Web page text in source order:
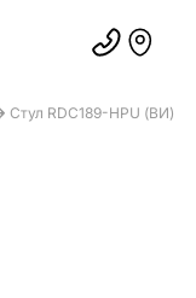
Стул RDC189-HPU (ВИ)